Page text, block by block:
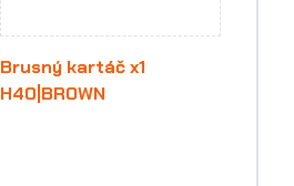
Brusný kartáč x1
H40|BROWN